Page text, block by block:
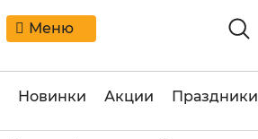
Меню
Новинки Акции Праздники